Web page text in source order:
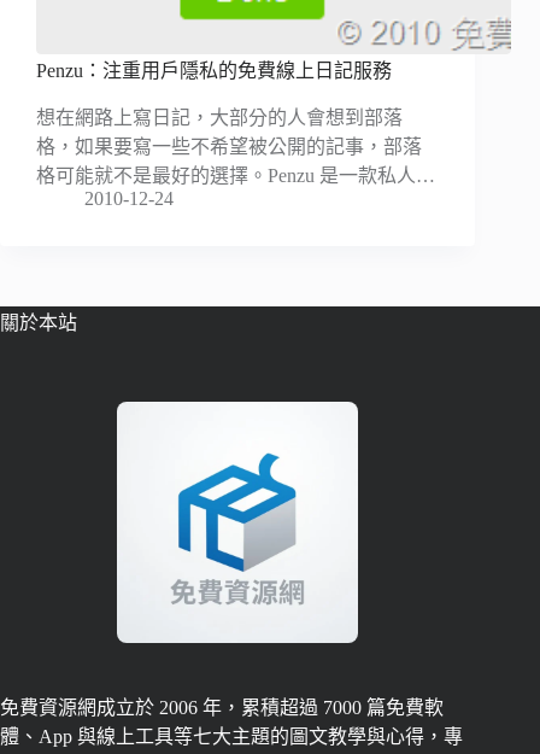
Penzu：注重用戶隱私的免費線上日記服務
想在網路上寫日記，大部分的人會想到部落
格，如果要寫一些不希望被公開的記事，部落
格可能就不是最好的選擇。Penzu 是一款私人…
2010-12-24
關於本站
免費資源網成立於 2006 年，累積超過 7000 篇免費軟
體、App 與線上工具等七大主題的圖文教學與心得，專